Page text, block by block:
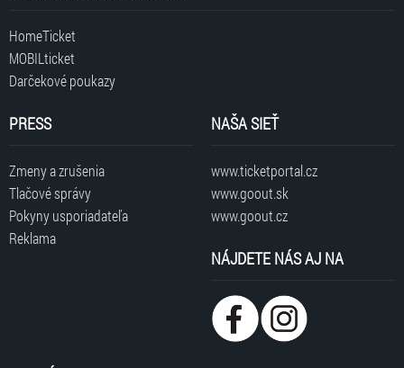
HomeTicket
MOBILticket
Darčekové poukazy
PRESS
Zmeny a zrušenia
Tlačové správy
Pokyny usporiadateľa
Reklama
NAŠA SIEŤ
www.ticketportal.cz
www.goout.sk
www.goout.cz
NÁJDETE NÁS AJ NA